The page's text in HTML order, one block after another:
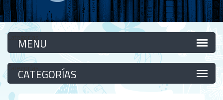
Categorías
Categorías